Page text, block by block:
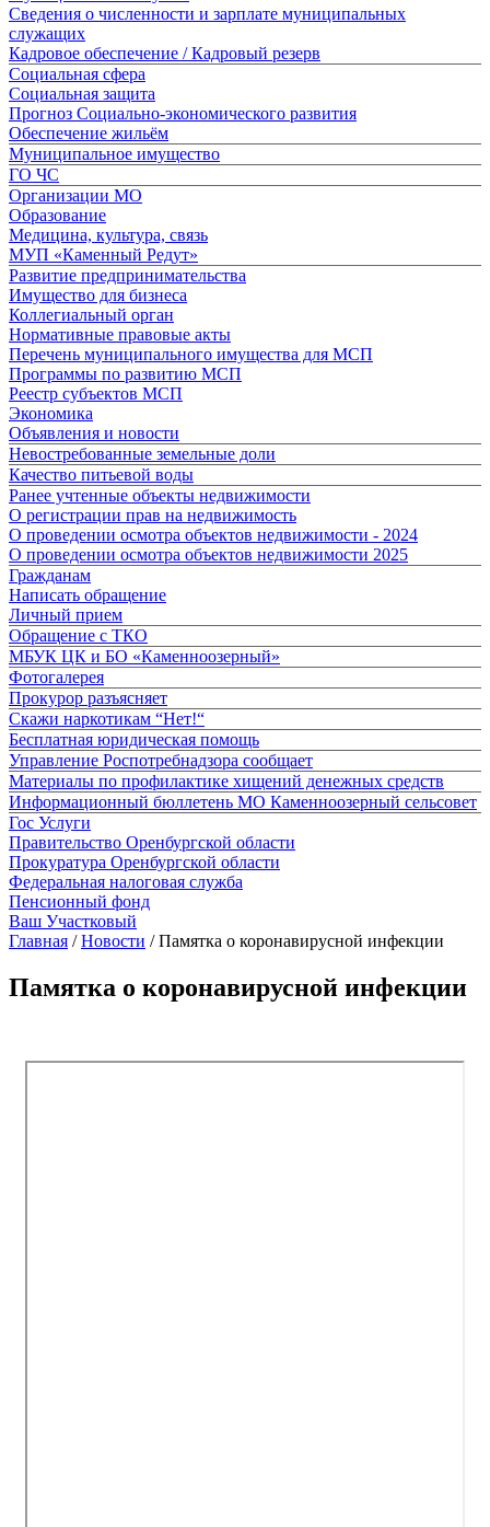
Сведения о численности и зарплате муниципальных
служащих
Кадровое обеспечение / Кадровый резерв
Социальная сфера
Социальная защита
Прогноз Социально-экономического развития
Обеспечение жильём
Муниципальное имущество
ГО ЧС
Организации МО
Образование
Медицина, культура, связь
МУП «Каменный Редут»
Развитие предпринимательства
Имущество для бизнеса
Коллегиальный орган
Нормативные правовые акты
Перечень муниципального имущества для МСП
Программы по развитию МСП
Реестр субъектов МСП
Экономика
Объявления и новости
Невостребованные земельные доли
Качество питьевой воды
Ранее учтенные объекты недвижимости
О регистрации прав на недвижимость
О проведении осмотра объектов недвижимости - 2024
О проведении осмотра объектов недвижимости 2025
Гражданам
Написать обращение
Личный прием
Обращение с ТКО
МБУК ЦК и БО «Каменноозерный»
Фотогалерея
Прокурор разъясняет
Скажи наркотикам “Нет!“
Бесплатная юридическая помощь
Управление Роспотребнадзора сообщает
Материалы по профилактике хищений денежных средств
Информационный бюллетень МО Каменноозерный сельсовет
Гос Услуги
Правительство Оренбургской области
Прокуратура Оренбургской области
Федеральная налоговая служба
Пенсионный фонд
Ваш Участковый
Главная /Новости /Памятка о коронавирусной инфекции
Памятка о коронавирусной инфекции